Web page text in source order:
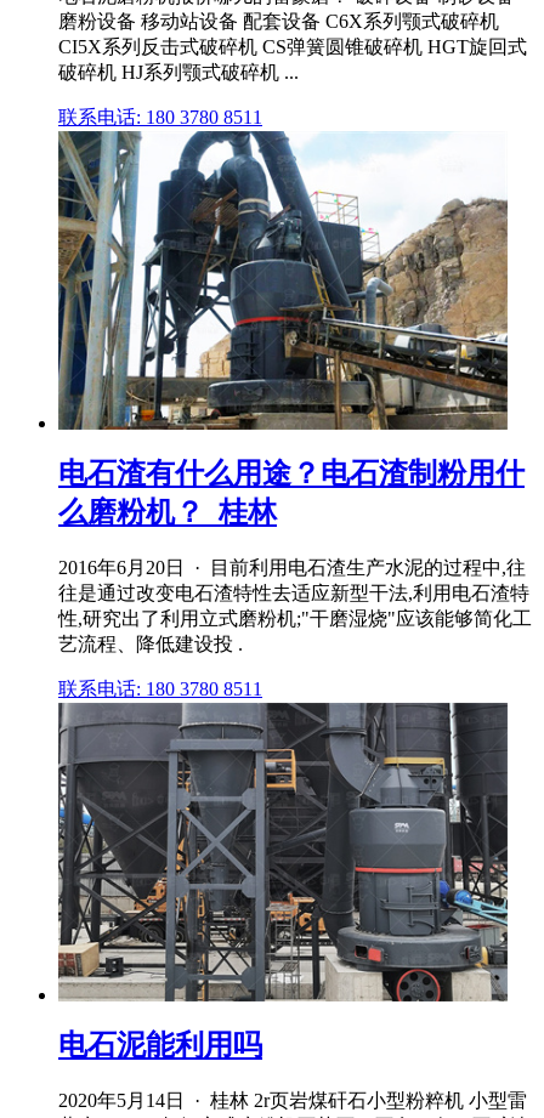
磨粉设备 移动站设备 配套设备 C6X系列颚式破碎机
CI5X系列反击式破碎机 CS弹簧圆锥破碎机 HGT旋回式
破碎机 HJ系列颚式破碎机 ...
联系电话: 180 3780 8511
电石渣有什么用途？电石渣制粉用什
么磨粉机？_桂林
2016年6月20日 · 目前利用电石渣生产水泥的过程中,往
往是通过改变电石渣特性去适应新型干法,利用电石渣特
性,研究出了利用立式磨粉机;"干磨湿烧"应该能够简化工
艺流程、降低建设投 .
联系电话: 180 3780 8511
电石泥能利用吗
2020年5月14日 · 桂林 2r页岩煤矸石小型粉粹机 小型雷